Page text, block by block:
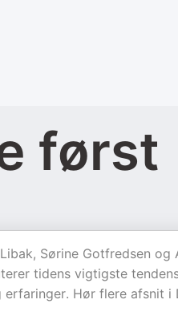
først
Sørine Gotfredsen
tidens vigtigste
Hør flere afsnit i